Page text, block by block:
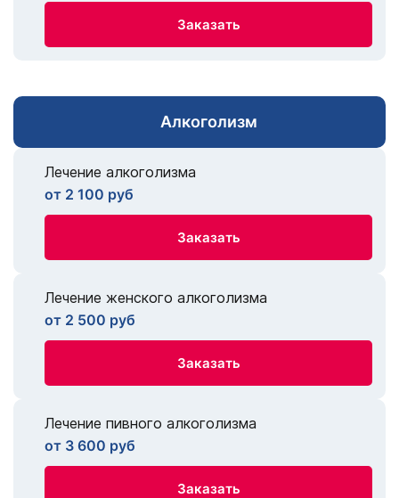
Заказать
Алкоголизм
Лечение алкоголизма
от 2 100 руб
Заказать
Лечение женского алкоголизма
от 2 500 руб
Заказать
Лечение пивного алкоголизма
от 3 600 руб
Заказать